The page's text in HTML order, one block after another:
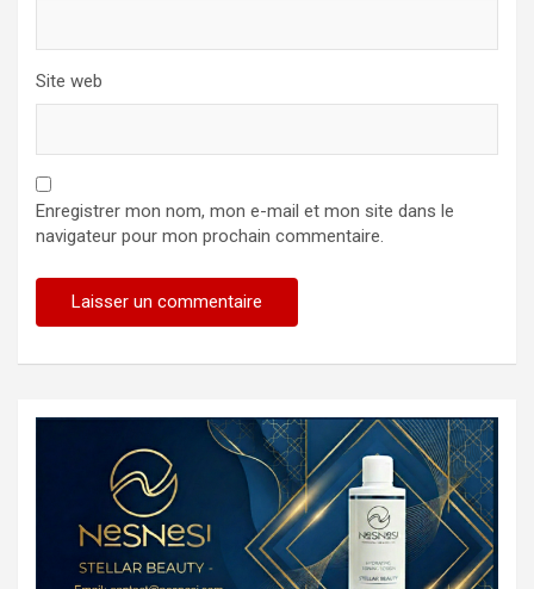
Site web
Enregistrer mon nom, mon e-mail et mon site dans le
navigateur pour mon prochain commentaire.